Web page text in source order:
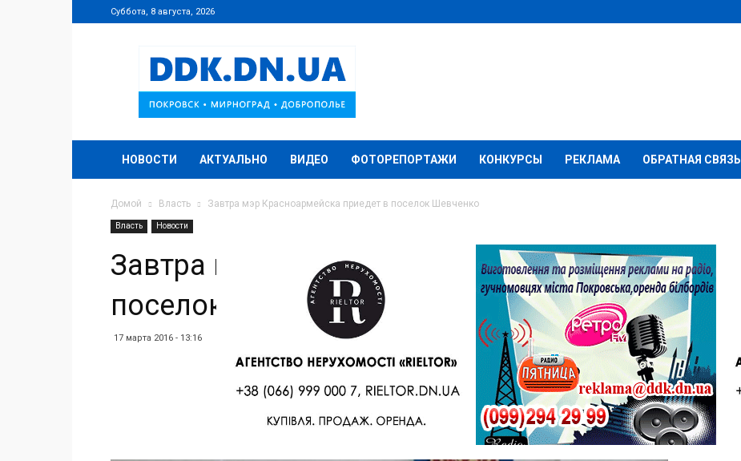
Суббота, 8 августа, 2026
DDK.DN.UA
НОВОСТИ АКТУАЛЬНО ВИДЕО ФОТОРЕПОРТАЖИ КОНКУРСЫ РЕКЛАМА ОБРАТНАЯ СВЯЗЬ
Домой Власть Завтра мэр Красноармейска приедет в поселок Шевченко
Власть Новости
Завтра мэр Красноармейска приедет в
поселок Шевченко
17 марта 2016 - 13:16